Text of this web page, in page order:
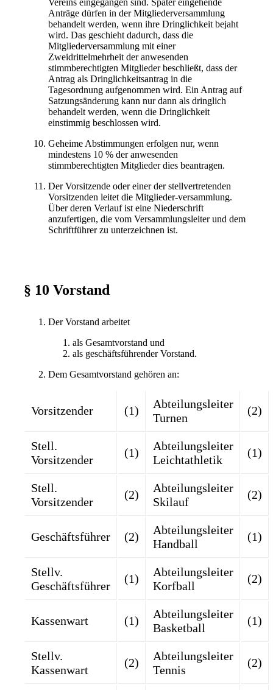
Anträge dürfen in der Mitgliederversammlung
behandelt werden, wenn ihre Dringlichkeit bejaht
wird. Das geschieht dadurch, dass die
Mitgliederversammlung mit einer
Zweidrittelmehrheit der anwesenden
stimmberechtigten Mitglieder beschließt, dass der
Antrag als Dringlichkeitsantrag in die
Tagesordnung aufgenommen wird. Ein Antrag auf
Satzungsänderung kann nur dann als dringlich
behandelt werden, wenn die Dringlichkeit
einstimmig beschlossen wird.
Geheime Abstimmungen erfolgen nur, wenn
mindestens 10 % der anwesenden
stimmberechtigten Mitglieder dies beantragen.
Der Vorsitzende oder einer der stellvertretenden
Vorsitzenden leitet die Mitglieder-versammlung.
Über deren Verlauf ist eine Niederschrift
anzufertigen, die vom Versammlungsleiter und dem
Schriftführer zu unterzeichnen ist.
§ 10 Vorstand
Der Vorstand arbeitet
als Gesamtvorstand und
als geschäftsführender Vorstand.
Dem Gesamtvorstand gehören an:
Vorsitzender (1)
Abteilungsleiter
Turnen
(2)
Stell.
Vorsitzender
(1)
Abteilungsleiter
Leichtathletik
(1)
Stell.
Vorsitzender
(2)
Abteilungsleiter
Skilauf
(2)
Geschäftsführer (2)
Abteilungsleiter
Handball
(1)
Stellv.
Geschäftsführer
(1)
Abteilungsleiter
Korfball
(2)
Kassenwart (1)
Abteilungsleiter
Basketball
(1)
Stellv.
Kassenwart
(2)
Abteilungsleiter
Tennis
(2)